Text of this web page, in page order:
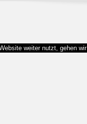
weiter nutzt, gehen